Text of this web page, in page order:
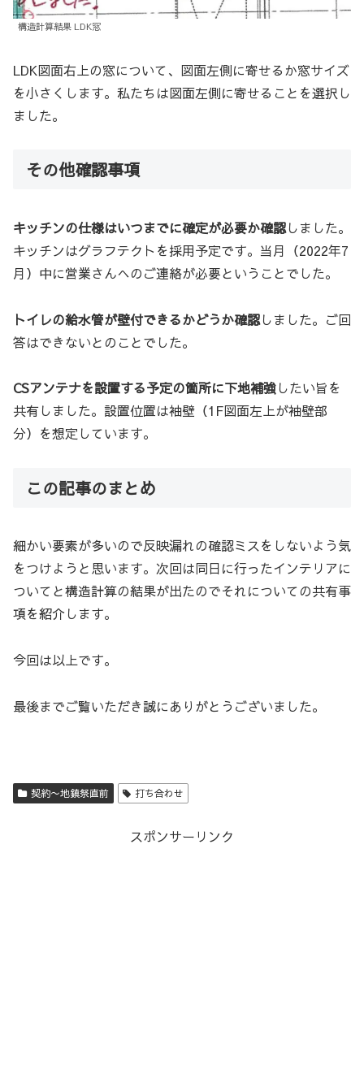
構造計算結果 LDK窓
LDK図面右上の窓について、図面左側に寄せるか窓サイズ
を小さくします。私たちは図面左側に寄せることを選択し
ました。
その他確認事項
キッチンの仕様はいつまでに確定が必要か確認しました。
キッチンはグラフテクトを採用予定です。当月（2022年7
月）中に営業さんへのご連絡が必要ということでした。
トイレの給水管が壁付できるかどうか確認しました。ご回
答はできないとのことでした。
CSアンテナを設置する予定の箇所に下地補強したい旨を
共有しました。設置位置は袖壁（1F図面左上が袖壁部
分）を想定しています。
この記事のまとめ
細かい要素が多いので反映漏れの確認ミスをしないよう気
をつけようと思います。次回は同日に行ったインテリアに
ついてと構造計算の結果が出たのでそれについての共有事
項を紹介します。
今回は以上です。
最後までご覧いただき誠にありがとうございました。
契約〜地鎮祭直前 打ち合わせ
スポンサーリンク